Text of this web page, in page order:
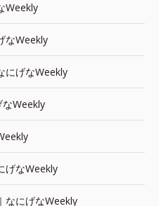
Weekly
なWeekly
にげなWeekly
なWeekly
げなWeekly
なにげなWeekly